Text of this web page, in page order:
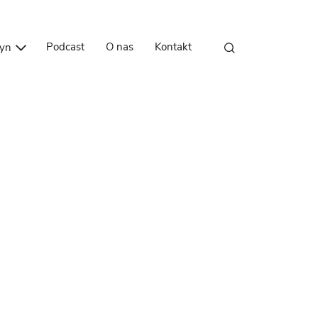
Podcast O nas Kontakt
Przejdź do treści